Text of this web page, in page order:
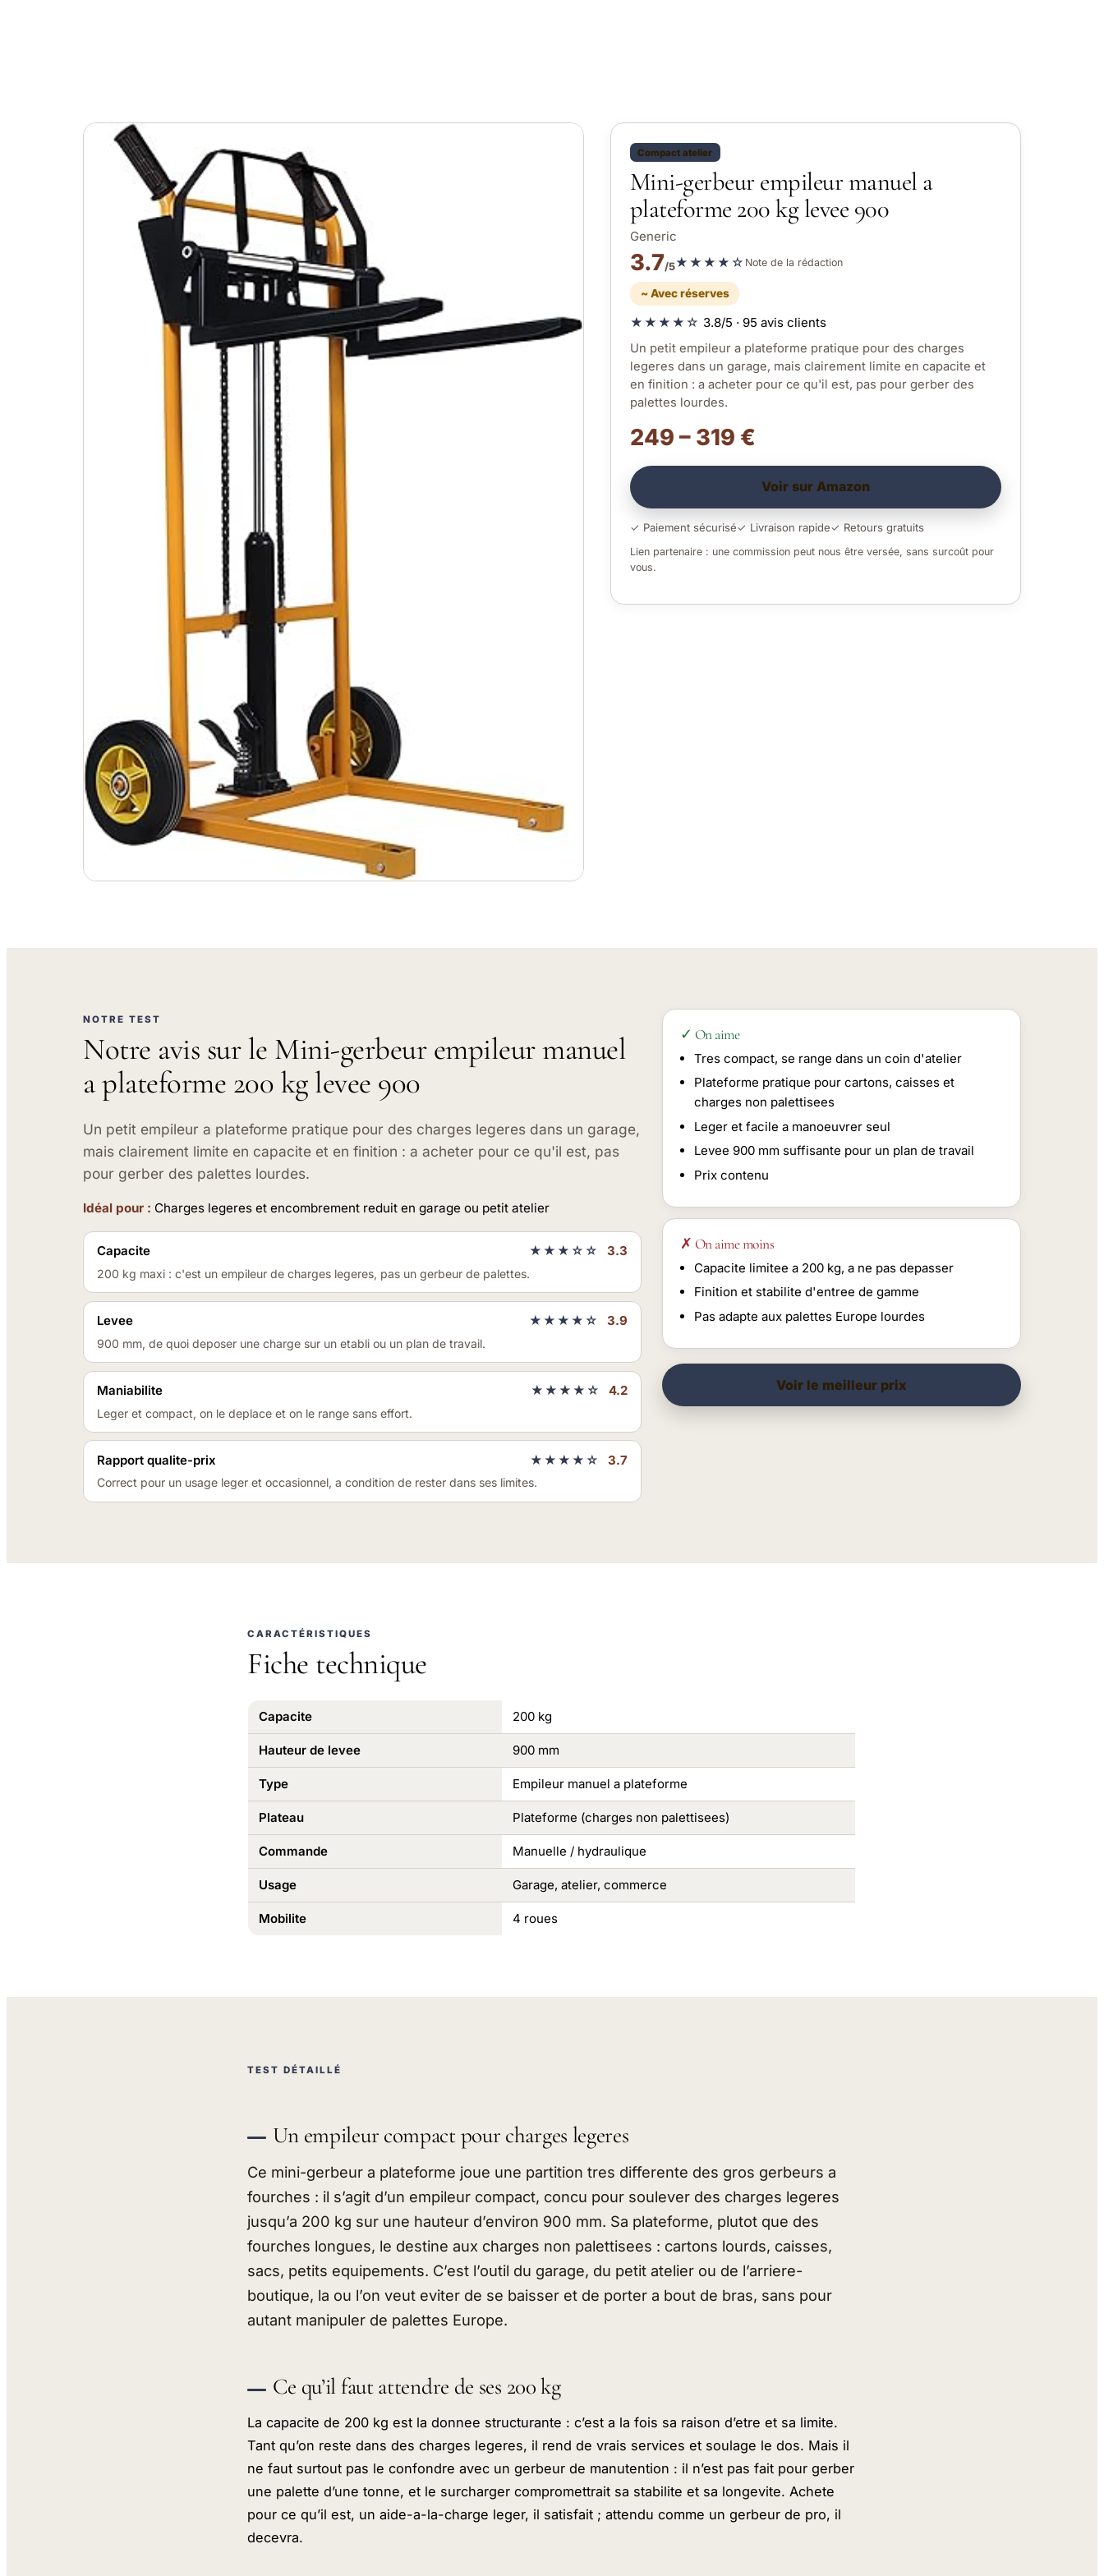
Compact atelier
Mini-gerbeur empileur manuel a
plateforme 200 kg levee 900
Generic
3.7/5★★★★☆ Note de la rédaction
~ Avec réserves
★★★★☆ 3.8/5 · 95 avis clients
Un petit empileur a plateforme pratique pour des charges
legeres dans un garage, mais clairement limite en capacite et
en finition : a acheter pour ce qu'il est, pas pour gerber des
palettes lourdes.
249 – 319 €
Voir sur Amazon
✓ Paiement sécurisé✓ Livraison rapide✓ Retours gratuits
Lien partenaire : une commission peut nous être versée, sans surcoût pour
vous.
NOTRE TEST
Notre avis sur le Mini-gerbeur empileur manuel
a plateforme 200 kg levee 900
Un petit empileur a plateforme pratique pour des charges legeres dans un garage,
mais clairement limite en capacite et en finition : a acheter pour ce qu'il est, pas
pour gerber des palettes lourdes.
Idéal pour : Charges legeres et encombrement reduit en garage ou petit atelier
Capacite ★★★☆☆ 3.3
200 kg maxi : c'est un empileur de charges legeres, pas un gerbeur de palettes.
Levee ★★★★☆ 3.9
900 mm, de quoi deposer une charge sur un etabli ou un plan de travail.
Maniabilite ★★★★☆ 4.2
Leger et compact, on le deplace et on le range sans effort.
Rapport qualite-prix ★★★★☆ 3.7
Correct pour un usage leger et occasionnel, a condition de rester dans ses limites.
✓ On aime
Tres compact, se range dans un coin d'atelier
Plateforme pratique pour cartons, caisses et
charges non palettisees
Leger et facile a manoeuvrer seul
Levee 900 mm suffisante pour un plan de travail
Prix contenu
✗ On aime moins
Capacite limitee a 200 kg, a ne pas depasser
Finition et stabilite d'entree de gamme
Pas adapte aux palettes Europe lourdes
Voir le meilleur prix
CARACTÉRISTIQUES
Fiche technique
Capacite 200 kg
Hauteur de levee 900 mm
Type Empileur manuel a plateforme
Plateau Plateforme (charges non palettisees)
Commande Manuelle / hydraulique
Usage Garage, atelier, commerce
Mobilite 4 roues
TEST DÉTAILLÉ
Un empileur compact pour charges legeres
Ce mini-gerbeur a plateforme joue une partition tres differente des gros gerbeurs a
fourches : il s’agit d’un empileur compact, concu pour soulever des charges legeres
jusqu’a 200 kg sur une hauteur d’environ 900 mm. Sa plateforme, plutot que des
fourches longues, le destine aux charges non palettisees : cartons lourds, caisses,
sacs, petits equipements. C’est l’outil du garage, du petit atelier ou de l’arriere-
boutique, la ou l’on veut eviter de se baisser et de porter a bout de bras, sans pour
autant manipuler de palettes Europe.
Ce qu’il faut attendre de ses 200 kg
La capacite de 200 kg est la donnee structurante : c’est a la fois sa raison d’etre et sa limite.
Tant qu’on reste dans des charges legeres, il rend de vrais services et soulage le dos. Mais il
ne faut surtout pas le confondre avec un gerbeur de manutention : il n’est pas fait pour gerber
une palette d’une tonne, et le surcharger compromettrait sa stabilite et sa longevite. Achete
pour ce qu’il est, un aide-a-la-charge leger, il satisfait ; attendu comme un gerbeur de pro, il
decevra.